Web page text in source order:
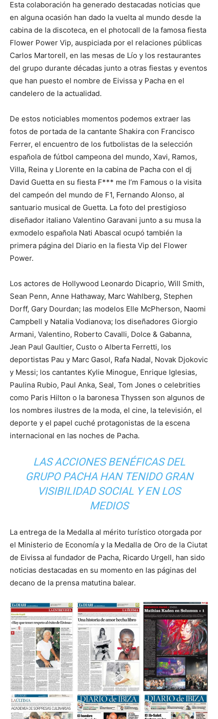
Esta colaboración ha generado destacadas noticias que
en alguna ocasión han dado la vuelta al mundo desde la
cabina de la discoteca, en el photocall de la famosa fiesta
Flower Power Vip, auspiciada por el relaciones públicas
Carlos Martorell, en las mesas de Lío y los restaurantes
del grupo durante décadas junto a otras fiestas y eventos
que han puesto el nombre de Eivissa y Pacha en el
candelero de la actualidad.
De estos noticiables momentos podemos extraer las
fotos de portada de la cantante Shakira con Francisco
Ferrer, el encuentro de los futbolistas de la selección
española de fútbol campeona del mundo, Xavi, Ramos,
Villa, Reina y Llorente en la cabina de Pacha con el dj
David Guetta en su fiesta F*** me I’m Famous o la visita
del campeón del mundo de F1, Fernando Alonso, al
santuario musical de Guetta. La foto del prestigioso
diseñador italiano Valentino Garavani junto a su musa la
exmodelo española Nati Abascal ocupó también la
primera página del Diario en la fiesta Vip del Flower
Power.
Los actores de Hollywood Leonardo Dicaprio, Will Smith,
Sean Penn, Anne Hathaway, Marc Wahlberg, Stephen
Dorff, Gary Dourdan; las modelos Elle McPherson, Naomi
Campbell y Natalia Vodianova; los diseñadores Giorgio
Armani, Valentino, Roberto Cavalli, Dolce & Gabanna,
Jean Paul Gaultier, Custo o Alberta Ferretti, los
deportistas Pau y Marc Gasol, Rafa Nadal, Novak Djokovic
y Messi; los cantantes Kylie Minogue, Enrique Iglesias,
Paulina Rubio, Paul Anka, Seal, Tom Jones o celebrities
como Paris Hilton o la baronesa Thyssen son algunos de
los nombres ilustres de la moda, el cine, la televisión, el
deporte y el papel cuché protagonistas de la escena
internacional en las noches de Pacha.
LAS ACCIONES BENÉFICAS DEL
GRUPO PACHA HAN TENIDO GRAN
VISIBILIDAD SOCIAL Y EN LOS
MEDIOS
La entrega de la Medalla al mérito turístico otorgada por
el Ministerio de Economía y la Medalla de Oro de la Ciutat
de Eivissa al fundador de Pacha, Ricardo Urgell, han sido
noticias destacadas en su momento en las páginas del
decano de la prensa matutina balear.